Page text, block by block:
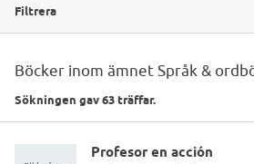
Filtrera
Böcker inom ämnet Språk &
Sökningen gav 63 träffar.
Profesor en acción